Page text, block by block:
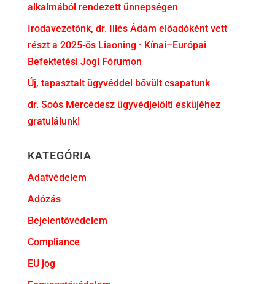
alkalmából rendezett ünnepségen
Irodavezetőnk, dr. Illés Ádám előadóként vett
részt a 2025-ös Liaoning · Kínai–Európai
Befektetési Jogi Fórumon
Új, tapasztalt ügyvéddel bővült csapatunk
dr. Soós Mercédesz ügyvédjelölti esküjéhez
gratulálunk!
KATEGÓRIA
Adatvédelem
Adózás
Bejelentővédelem
Compliance
EU jog